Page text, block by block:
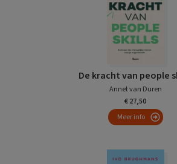
De kracht van people
Annet van Duren
€ 27,50
Meer info